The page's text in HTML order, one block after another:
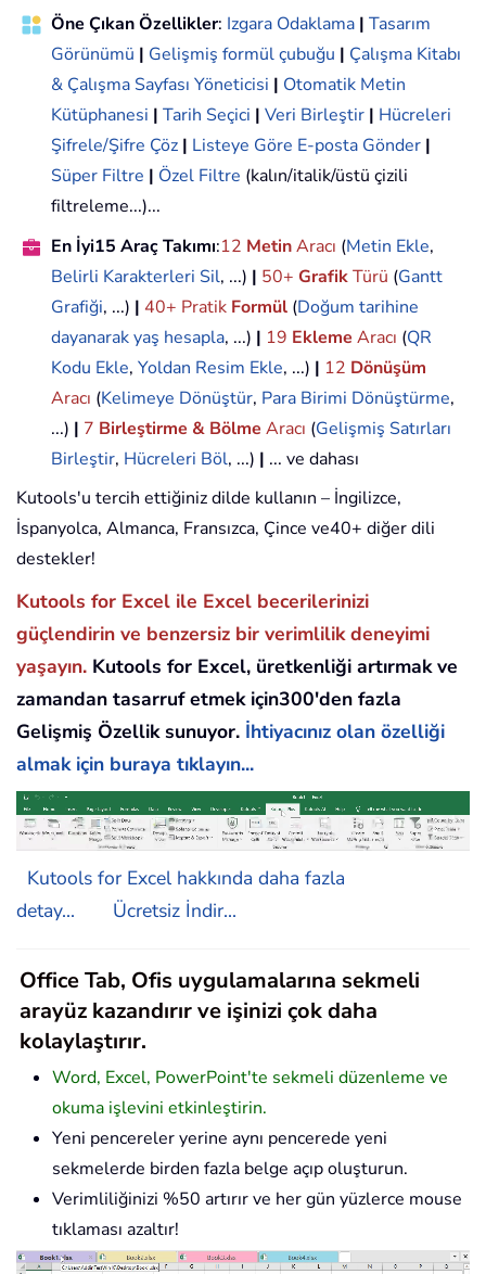
Öne Çıkan Özellikler: Izgara Odaklama | Tasarım
Görünümü | Gelişmiş formül çubuğu | Çalışma Kitabı
& Çalışma Sayfası Yöneticisi | Otomatik Metin
Kütüphanesi | Tarih Seçici | Veri Birleştir | Hücreleri
Şifrele/Şifre Çöz | Listeye Göre E-posta Gönder |
Süper Filtre | Özel Filtre (kalın/italik/üstü çizili
filtreleme...)...
En İyi15 Araç Takımı:12 MetinAracı (Metin Ekle,
Belirli Karakterleri Sil, ...) | 50+ GrafikTürü (Gantt
Grafiği, ...) | 40+ Pratik Formül (Doğum tarihine
dayanarak yaş hesapla, ...) | 19 Ekleme Aracı (QR
Kodu Ekle, Yoldan Resim Ekle, ...) | 12 Dönüşüm
Aracı (Kelimeye Dönüştür, Para Birimi Dönüştürme,
...) | 7 Birleştirme & Bölme Aracı (Gelişmiş Satırları
Birleştir, Hücreleri Böl, ...) | ... ve dahası
Kutools'u tercih ettiğiniz dilde kullanın – İngilizce,
İspanyolca, Almanca, Fransızca, Çince ve40+ diğer dili
destekler!
Kutools for Excel ile Excel becerilerinizi
güçlendirin ve benzersiz bir verimlilik deneyimi
yaşayın. Kutools for Excel, üretkenliği artırmak ve
zamandan tasarruf etmek için300'den fazla
Gelişmiş Özellik sunuyor. İhtiyacınız olan özelliği
almak için buraya tıklayın...
Kutools for Excel hakkında daha fazla
detay...
Ücretsiz İndir...
Office Tab, Ofis uygulamalarına sekmeli
arayüz kazandırır ve işinizi çok daha
kolaylaştırır.
Word, Excel, PowerPoint'te sekmeli düzenleme ve
okuma işlevini etkinleştirin.
Yeni pencereler yerine aynı pencerede yeni
sekmelerde birden fazla belge açıp oluşturun.
Verimliliğinizi %50 artırır ve her gün yüzlerce mouse
tıklaması azaltır!